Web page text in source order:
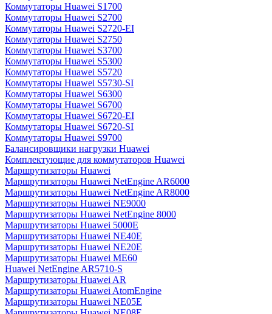
Коммутаторы Huawei S1700
Коммутаторы Huawei S2700
Коммутаторы Huawei S2720-EI
Коммутаторы Huawei S2750
Коммутаторы Huawei S3700
Коммутаторы Huawei S5300
Коммутаторы Huawei S5720
Коммутаторы Huawei S5730-SI
Коммутаторы Huawei S6300
Коммутаторы Huawei S6700
Коммутаторы Huawei S6720-EI
Коммутаторы Huawei S6720-SI
Коммутаторы Huawei S9700
Балансировщики нагрузки Huawei
Комплектующие для коммутаторов Huawei
Маршрутизаторы Huawei
Маршрутизаторы Huawei NetEngine AR6000
Маршрутизаторы Huawei NetEngine AR8000
Маршрутизаторы Huawei NE9000
Маршрутизаторы Huawei NetEngine 8000
Маршрутизаторы Huawei 5000E
Маршрутизаторы Huawei NE40E
Маршрутизаторы Huawei NE20E
Маршрутизаторы Huawei ME60
Huawei NetEngine AR5710-S
Маршрутизаторы Huawei AR
Маршрутизаторы Huawei AtomEngine
Маршрутизаторы Huawei NE05E